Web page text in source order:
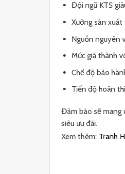
Đội ngũ KTS
Xưởng sản
Nguồn nguyên
Mức giá thành
Chế độ bảo
Tiến độ hoàn
Đảm bảo sẽ mang
siêu ưu đãi.
Xem thêm: Tranh